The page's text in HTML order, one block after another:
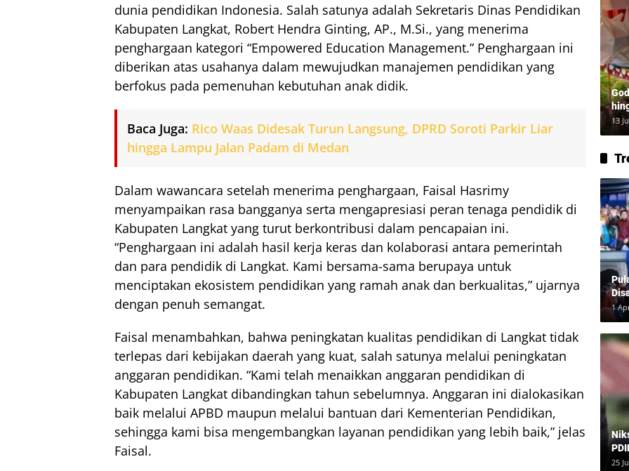
dunia pendidikan Indonesia. Salah satunya adalah Sekretaris Dinas Pendidikan
Kabupaten Langkat, Robert Hendra Ginting, AP., M.Si., yang menerima
penghargaan kategori “Empowered Education Management.” Penghargaan ini
diberikan atas usahanya dalam mewujudkan manajemen pendidikan yang
berfokus pada pemenuhan kebutuhan anak didik.
Baca Juga: Rico Waas Didesak Turun Langsung, DPRD Soroti Parkir Liar
hingga Lampu Jalan Padam di Medan
Dalam wawancara setelah menerima penghargaan, Faisal Hasrimy
menyampaikan rasa bangganya serta mengapresiasi peran tenaga pendidik di
Kabupaten Langkat yang turut berkontribusi dalam pencapaian ini.
“Penghargaan ini adalah hasil kerja keras dan kolaborasi antara pemerintah
dan para pendidik di Langkat. Kami bersama-sama berupaya untuk
menciptakan ekosistem pendidikan yang ramah anak dan berkualitas,” ujarnya
dengan penuh semangat.
Faisal menambahkan, bahwa peningkatan kualitas pendidikan di Langkat tidak
terlepas dari kebijakan daerah yang kuat, salah satunya melalui peningkatan
anggaran pendidikan. “Kami telah menaikkan anggaran pendidikan di
Kabupaten Langkat dibandingkan tahun sebelumnya. Anggaran ini dialokasikan
baik melalui APBD maupun melalui bantuan dari Kementerian Pendidikan,
sehingga kami bisa mengembangkan layanan pendidikan yang lebih baik,” jelas
Faisal.
13
1
25